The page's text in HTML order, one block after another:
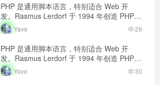
PHP 是通用脚本语言，特别适合 Web 开
发。Rasmus Lerdorf 于 1994 年创造 PHP，
最初用于追踪个人简历访问量。如今 PHP 驱
动…
Yave 29
PHP 是通用脚本语言，特别适合 Web 开
发。Rasmus Lerdorf 于 1994 年创造 PHP，
最初用于追踪个人简历访问量。如今 PHP 驱
动…
Yave 30